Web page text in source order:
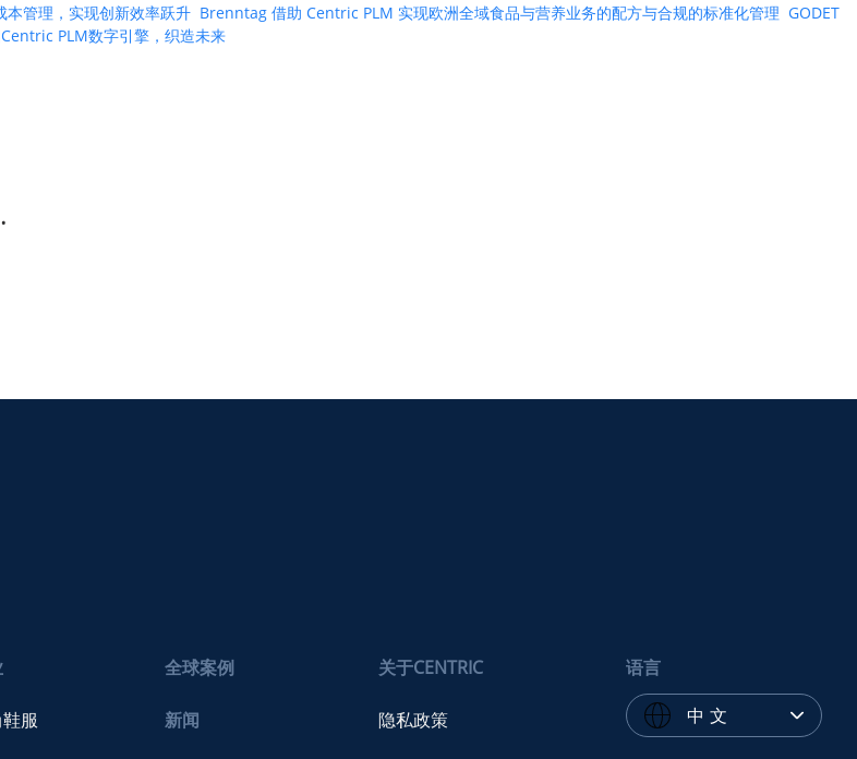
管理，实现创新效率跃升 Brenntag 借助 Centric PLM 实现欧洲全域食品与营养业务的配方与合规的标准化管理 GODET
PLM数字引擎，织造未来
服
全球案例
新闻
关于CENTRIC
隐私政策
语言
中 文